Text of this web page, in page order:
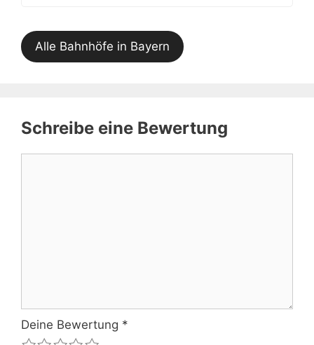
Alle Bahnhöfe in Bayern
Schreibe eine Bewertung
Deine Bewertung *